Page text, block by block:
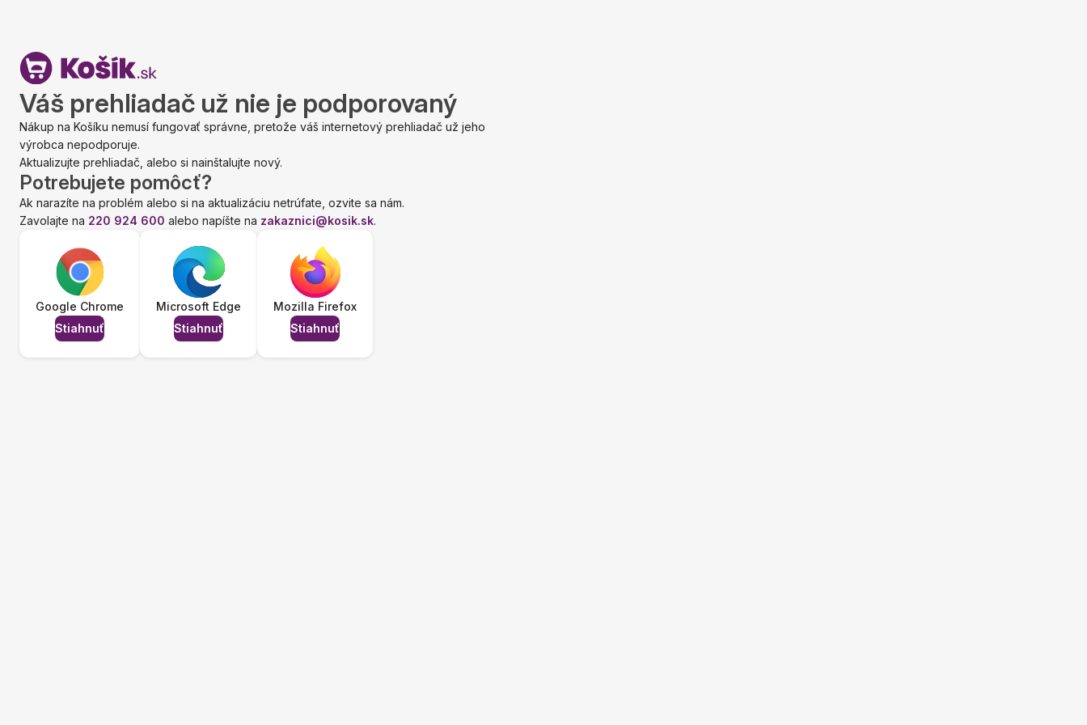
Váš prehliadač už nie je podporovaný
Nákup na Košíku nemusí fungovať správne, pretože váš internetový prehliadač už jeho
výrobca nepodporuje.
Aktualizujte prehliadač, alebo si nainštalujte nový.
Potrebujete pomôcť?
Ak narazíte na problém alebo si na aktualizáciu netrúfate, ozvite sa nám.
Zavolajte na 220 924 600 alebo napíšte na zakaznici@kosik.sk.
Google Chrome
Stiahnuť
Microsoft Edge
Stiahnuť
Mozilla Firefox
Stiahnuť